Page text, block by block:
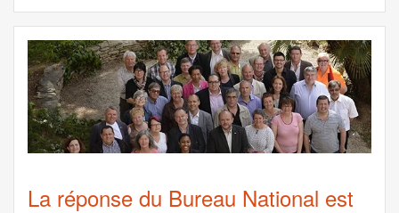
La réponse du Bureau National est